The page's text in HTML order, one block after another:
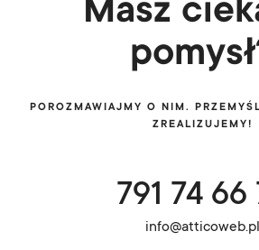
Masz
POROZMAWIAJMY O NIM.
ZREALIZUJEMY!
791 74 66
info@atticoweb.pl